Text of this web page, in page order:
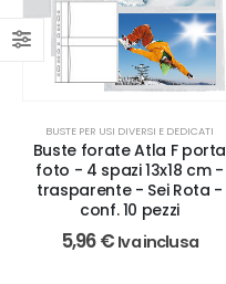
BUSTE PER USI DIVERSI E DEDICATI
Buste forate Atla F porta
foto - 4 spazi 13x18 cm -
trasparente - Sei Rota -
conf. 10 pezzi
5,96€ Iva inclusa